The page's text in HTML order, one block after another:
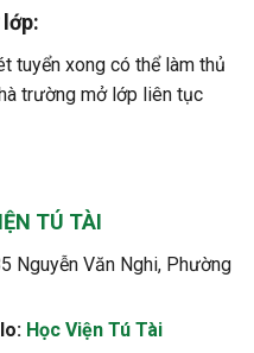
tuyển xong có thể làm thủ
trường mở lớp liên tục
TÚ TÀI
Nguyễn Văn Nghi, Phường
Học Viện Tú Tài